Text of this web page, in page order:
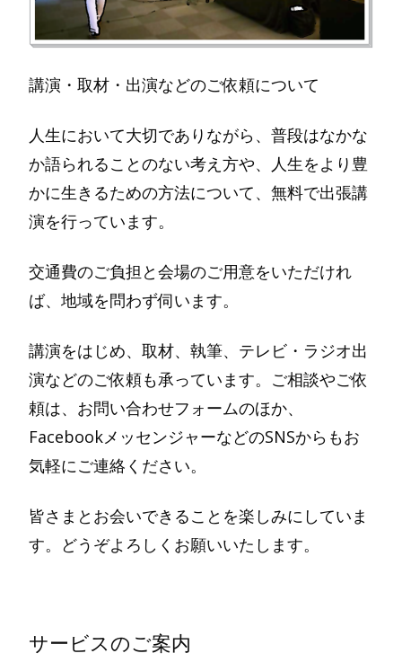
講演・取材・出演などのご依頼について
人生において大切でありながら、普段はなかな
か語られることのない考え方や、人生をより豊
かに生きるための方法について、無料で出張講
演を行っています。
交通費のご負担と会場のご用意をいただけれ
ば、地域を問わず伺います。
講演をはじめ、取材、執筆、テレビ・ラジオ出
演などのご依頼も承っています。ご相談やご依
頼は、お問い合わせフォームのほか、
FacebookメッセンジャーなどのSNSからもお
気軽にご連絡ください。
皆さまとお会いできることを楽しみにしていま
す。どうぞよろしくお願いいたします。
サービスのご案内